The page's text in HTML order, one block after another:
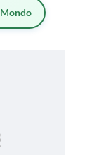
Mondo